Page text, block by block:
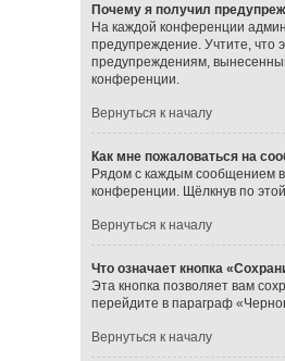
Почему я получил
На каждой конференции
предупреждение. Учтите, что
предупреждениям,
конференции.
Вернуться к началу
Как мне пожаловаться на
Рядом с каждым сообщением
конференции. Щёлкнув по
Вернуться к началу
Что означает кнопка
Эта кнопка позволяет вам
перейдите в параграф
Вернуться к началу